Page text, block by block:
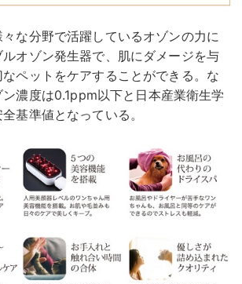
な分野で活躍しているオゾンの力に
オゾン発生器で、肌にダメージを与
ペットをケアすることができる。な
濃度は0.1ppm以下と日本産業衛生学
基準値となっている。